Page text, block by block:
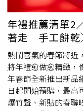
飛韓國省荷包。好
計劃出境旅遊也沒
社」FB粉專粉絲，
個人FB一次，活動結
CAFÉ提貨券一張，
驗滑雪的樂趣。目前
滑雪之外，更可以體
至還有多元的韓國冬
方專家評鑑，選出了
年禮推薦清單2
著走 手工餅乾
熱鬧喜氣的春節將近
將年禮愈做愈精緻，
年春節全新推出新品
日起開始預購，最高
爆竹聲、新貼的春聯